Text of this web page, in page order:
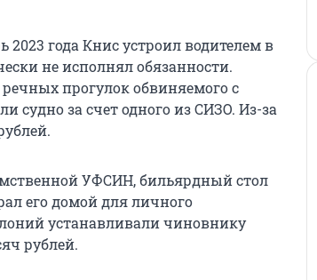
2023 года Книс устроил водителем в
не исполнял обязанности.
прогулок обвиняемого с
судно за счет одного из СИЗО. Из-за
УФСИН, бильярдный стол
его домой для личного
устанавливали чиновнику
рублей.